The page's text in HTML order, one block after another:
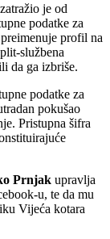
je od
podatke za
profil na
službena
da ga izbriše.
podatke za
pokušao
Pristupna šifra
Prnjak upravlja
u, te da mu
Vijeća kotara